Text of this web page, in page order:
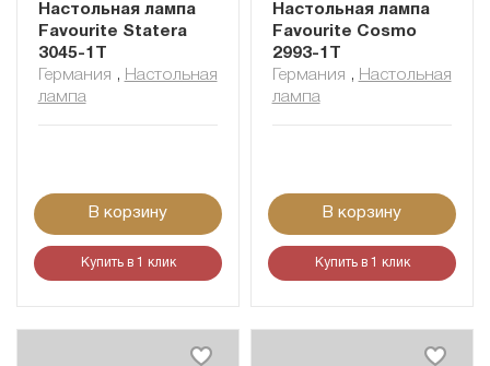
Настольная лампа
Favourite Statera
3045-1T
Германия , Настольная
лампа
В корзину
Купить в 1 клик
Настольная лампа
Favourite Cosmo
2993-1T
Германия , Настольная
лампа
В корзину
Купить в 1 клик